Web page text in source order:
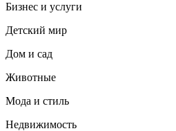
Бизнес и услуги
Детский мир
Дом и сад
Животные
Мода и стиль
Недвижимость